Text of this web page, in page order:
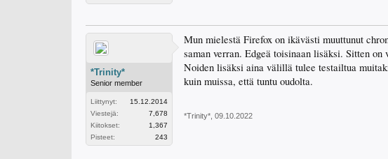
*Trinity*
Senior member
Liittynyt:
15.12.2014
Viestejä:
7,678
Kiitokset:
1,367
Pisteet:
243
Mun mielestä Firefox on ikävästi muuttunut
saman verran. Edgeä toisinaan lisäksi. Sitten
Noiden lisäksi aina välillä tulee testailtua
kuin muissa, että tuntu oudolta.
*Trinity* 09.10.2022